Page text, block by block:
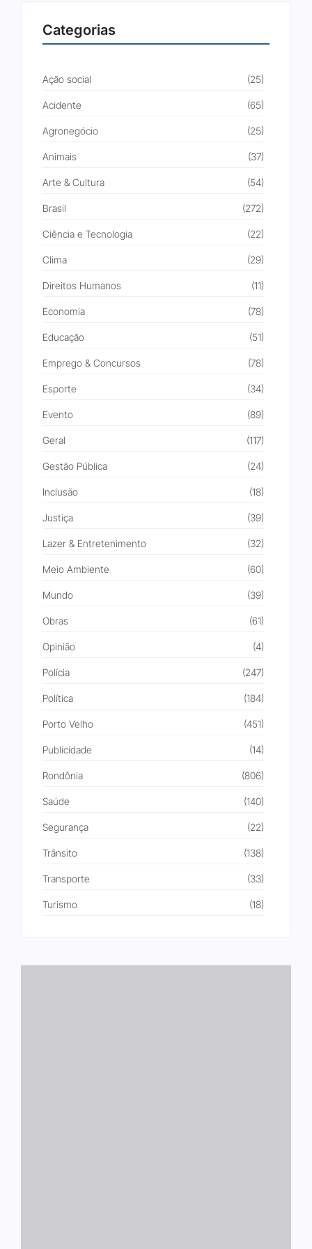
Categorias
Ação social (25)
Acidente (65)
Agronegócio (25)
Animais (37)
Arte & Cultura (54)
Brasil (272)
Ciência e Tecnologia (22)
Clima (29)
Direitos Humanos (11)
Economia (78)
Educação (51)
Emprego & Concursos (78)
Esporte (34)
Evento (89)
Geral (117)
Gestão Pública (24)
Inclusão (18)
Justiça (39)
Lazer & Entretenimento (32)
Meio Ambiente (60)
Mundo (39)
Obras (61)
Opinião (4)
Polícia (247)
Política (184)
Porto Velho (451)
Publicidade (14)
Rondônia (806)
Saúde (140)
Segurança (22)
Trânsito (138)
Transporte (33)
Turismo (18)